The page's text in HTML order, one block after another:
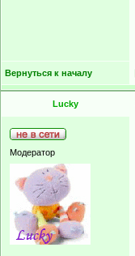
Вернуться к началу
Lucky
Модератор